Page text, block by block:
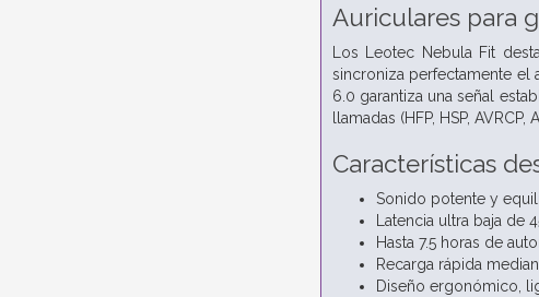
Auriculares para
Los Leotec Nebula Fit
sincroniza perfectamente el
6.0 garantiza una señal
llamadas (HFP, HSP, AVRCP,
Características
Sonido potente y
Latencia ultra baja de
Hasta 7.5 horas de
Recarga rápida
Diseño ergonómico,